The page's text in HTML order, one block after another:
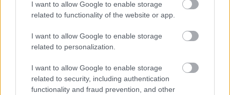
I want to allow Google to enable storage
related to functionality of the website or app.
I want to allow Google to enable storage
related to personalization.
I want to allow Google to enable storage
related to security, including authentication
functionality and fraud prevention, and other
217 μ.Χ., που κατασκευάστηκαν με εντολή του
μεγαλύτερες θέρμες της πόλης μετά από αυτές του
βραδινός φωτισμός τις κάνει να δείχνουν ακόμα πιο
μεγαλειώδεις. Πολυτελή μάρμαρα, μεγάλα